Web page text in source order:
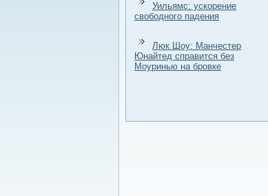
Уильямс: ускорение
свободного падения
Люк Шоу: Манчестер
Юнайтед справится без
Моуринью на бровке